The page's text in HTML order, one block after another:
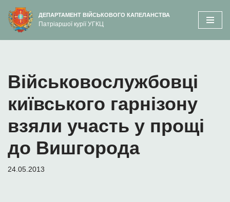
вмісту
Перейти
до
ДЕПАРТАМЕНТ ВІЙСЬКОВОГО КАПЕЛАНСТВА
Патріаршої курії УГКЦ
Військовослужбовці
київського гарнізону
взяли участь у прощі
до Вишгорода
24.05.2013